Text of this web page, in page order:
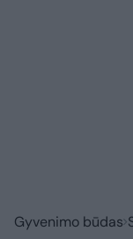
Gyvenimo būdas